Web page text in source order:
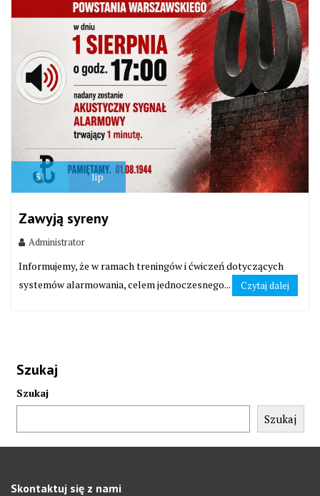
31 lip
Zawyją syreny
Administrator
Informujemy, że w ramach treningów i ćwiczeń dotyczących
systemów alarmowania, celem jednoczesnego...
Czytaj dalej
Szukaj
Szukaj
Szukaj
Skontaktuj się z nami